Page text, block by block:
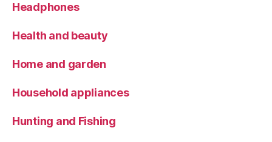
Headphones
Health and beauty
Home and garden
Household appliances
Hunting and Fishing